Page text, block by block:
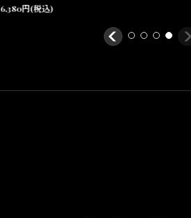
6,380円(税込)